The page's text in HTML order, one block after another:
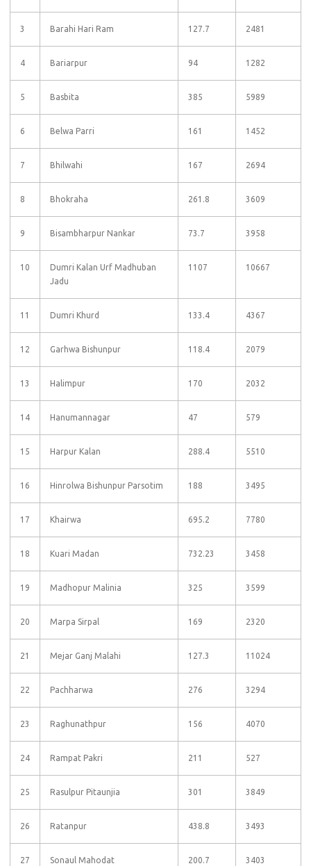
3 Barahi Hari Ram 127.7 2481
4 Bariarpur 94 1282
5 Basbita 385 5989
6 Belwa Parri 161 1452
7 Bhilwahi 167 2694
8 Bhokraha 261.8 3609
9 Bisambharpur Nankar 73.7 3958
10
Dumri Kalan Urf Madhuban
Jadu
1107 10667
11 Dumri Khurd 133.4 4367
12 Garhwa Bishunpur 118.4 2079
13 Halimpur 170 2032
14 Hanumannagar 47 579
15 Harpur Kalan 288.4 5510
16 Hinrolwa Bishunpur Parsotim 188 3495
17 Khairwa 695.2 7780
18 Kuari Madan 732.23 3458
19 Madhopur Malinia 325 3599
20 Marpa Sirpal 169 2320
21 Mejar Ganj Malahi 127.3 11024
22 Pachharwa 276 3294
23 Raghunathpur 156 4070
24 Rampat Pakri 211 527
25 Rasulpur Pitaunjia 301 3849
26 Ratanpur 438.8 3493
27 Sonaul Mahodat 200.7 3403